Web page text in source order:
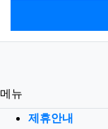
메뉴
제휴안내